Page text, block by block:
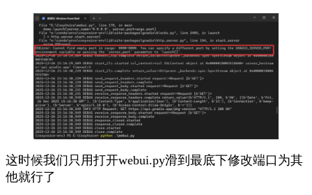
这时候我们只用打开webui.py滑到最底下修改端口为其
他就行了